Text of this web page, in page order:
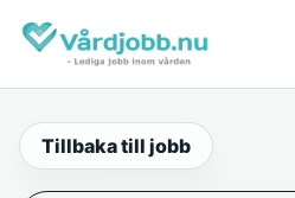
Tillbaka till jobb